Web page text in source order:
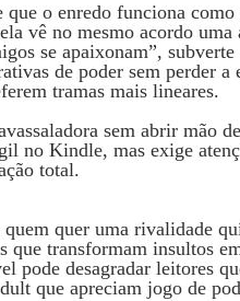
que o enredo funciona
vê no mesmo acordo
se apaixonam”,
de poder sem perder
tramas mais lineares.
sem abrir mão
no Kindle, mas exige
total.
quem quer uma rivalidade
que transformam insultos
pode desagradar leitores
que apreciam jogo de